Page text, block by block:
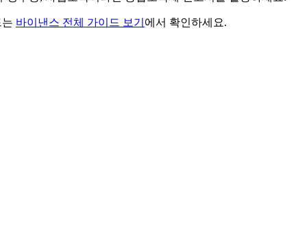
바이낸스 전체 가이드 보기 에서 확인하세요.